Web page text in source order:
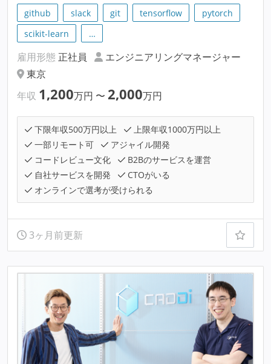
github slack git tensorflow
pytorch
scikit-learn
…
雇用形態 正社員
エンジニアリングマネージャー
東京
年収 1,200万円 〜 2,000万円
下限年収500万円以上
上限年収1000万円以上
一部リモート可
アジャイル開発
コードレビュー文化
B2Bのサービスを運営
自社サービスを開発
CTOがいる
オンラインで選考が受けられる
3ヶ月前更新